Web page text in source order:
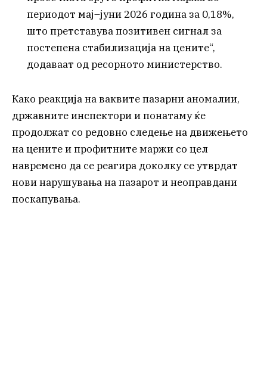
периодот мај–јуни 2026 година за 0,18%,
што претставува позитивен сигнал за
постепена стабилизација на цените“,
додаваат од ресорното министерство.
Како реакција на ваквите пазарни аномалии,
државните инспектори и понатаму ќе
продолжат со редовно следење на движењето
на цените и профитните маржи со цел
навремено да се реагира доколку се утврдат
нови нарушувања на пазарот и неоправдани
поскапувања.